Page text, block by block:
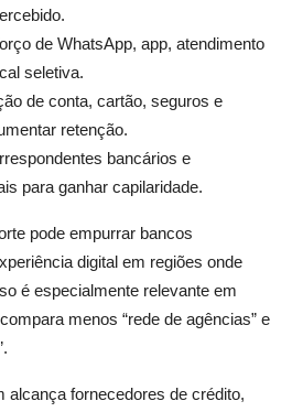
de WhatsApp, app, atendimento
seletiva.
de conta, cartão, seguros e
retenção.
bancários e
para ganhar capilaridade.
pode empurrar bancos
digital em regiões onde
é especialmente relevante em
menos “rede de agências” e
alcança fornecedores de crédito,